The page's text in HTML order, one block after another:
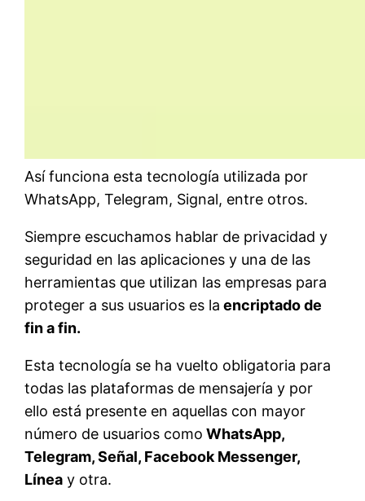
Así funciona esta tecnología utilizada por
WhatsApp, Telegram, Signal, entre otros.
Siempre escuchamos hablar de privacidad y
seguridad en las aplicaciones y una de las
herramientas que utilizan las empresas para
proteger a sus usuarios es la encriptado de
fin a fin.
Esta tecnología se ha vuelto obligatoria para
todas las plataformas de mensajería y por
ello está presente en aquellas con mayor
número de usuarios como WhatsApp,
Telegram, Señal, Facebook Messenger,
Línea y otra.